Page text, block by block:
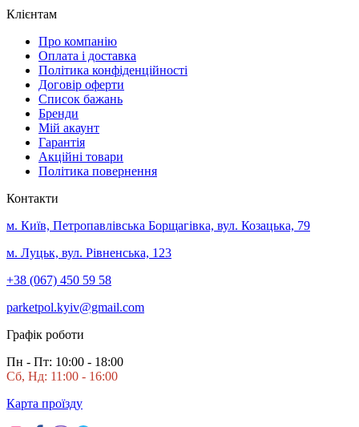
Клієнтам
Про компанію
Оплата і доставка
Політика конфіденційності
Договір оферти
Список бажань
Бренди
Мій акаунт
Гарантія
Акційні товари
Політика повернення
Контакти
м. Київ, Петропавлівська Борщагівка, вул. Козацька, 79
м. Луцьк, вул. Рівненська, 123
+38 (067) 450 59 58
parketpol.kyiv@gmail.com
Графік роботи
Пн - Пт: 10:00 - 18:00
Сб, Нд: 11:00 - 16:00
Карта проїзду